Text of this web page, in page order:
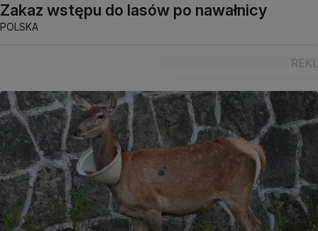
Zakaz wstępu do lasów po nawałnicy
POLSKA